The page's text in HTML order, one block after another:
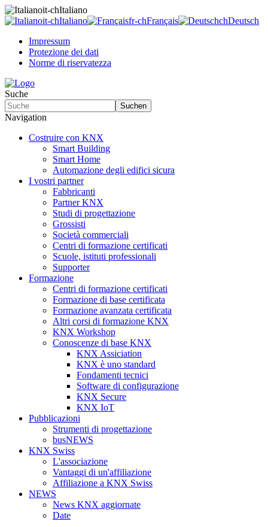
it-chItaliano
it-chItaliano fr-chFrançais chDeutsch
Impressum
Protezione dei dati
Norme di riservatezza
Suche
Suchen
Navigation
Costruire con KNX
Smart Building
Smart Home
Automazione degli edifici sicura
I vostri partner
Fabbricanti
Partner KNX
Studi di progettazione
Grossisti
Società commerciali
Centri di formazione certificati
Scuole, istituti professionali
Supporter
Formazione
Centri di formazione certificati
Formazione di base certificata
Formazione avanzata certificata
Altri corsi di formazione KNX
KNX Workshop
Conoscenze di base KNX
KNX Assiciation
KNX è uno standard
Fondamenti tecnici
Software di configurazione
KNX Secure
KNX IoT
Pubblicazioni
Strumenti di progettazione
busNEWS
KNX Swiss
L'associazione
Vantaggi di un'affiliazione
Affiliazione a KNX Swiss
NEWS
News KNX aggiornate
Date